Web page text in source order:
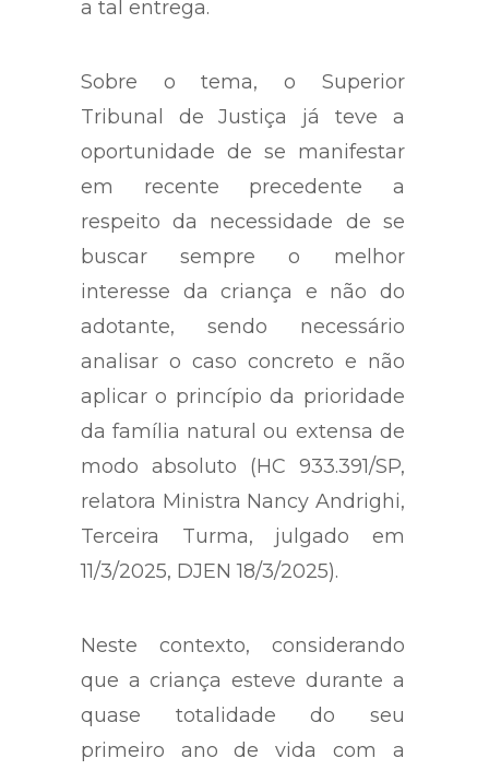
oportunidades, opôs resistência
Sobre o tema, o Superior
Tribunal de Justiça já teve a
oportunidade de se manifestar
em recente precedente a
respeito da necessidade de se
buscar sempre o melhor
interesse da criança e não do
adotante, sendo necessário
analisar o caso concreto e não
aplicar o princípio da prioridade
da família natural ou extensa de
modo absoluto (HC 933.391/SP,
relatora Ministra Nancy Andrighi,
Terceira Turma, julgado em
Neste contexto, considerando
que a criança esteve durante a
quase totalidade do seu